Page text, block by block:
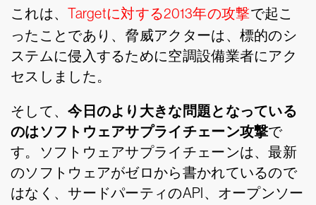
これは、Targetに対する2013年の攻撃で起こ
ったことであり、脅威アクターは、標的のシ
ステムに侵入するために空調設備業者にアク
セスしました。
そして、今日のより大きな問題となっている
のはソフトウェアサプライチェーン攻撃で
す。ソフトウェアサプライチェーンは、最新
のソフトウェアがゼロから書かれているので
はなく、サードパーティのAPI、オープンソー